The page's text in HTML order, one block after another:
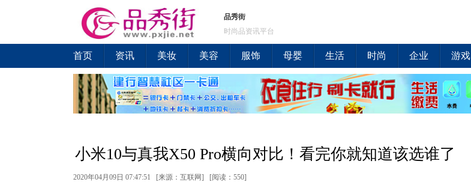
品秀街
时尚品资讯平台
首页 资讯 美妆 美容 服饰 母婴 生活 时尚 企业 游戏
小米10与真我X50 Pro横向对比！看完你就知道该选谁了
2020年04月09日 07:47:51 [来源：互联网] [阅读：550]